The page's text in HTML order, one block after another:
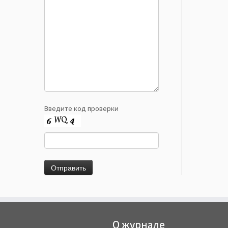
Введите код проверки
О журнале